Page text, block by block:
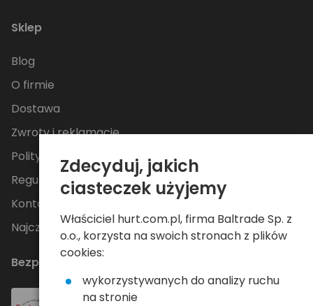
Sklep
Blog
O firmie
Dostawa
Zwroty i reklamacje
Polityka Prywatności
Regulamin
Kontakt
Najczęściej zadawane pytania
Bezpieczne płatności
Zdecyduj, jakich
ciasteczek użyjemy
Właściciel hurt.com.pl, firma Baltrade Sp. z
o.o., korzysta na swoich stronach z plików
cookies:
wykorzystywanych do analizy ruchu
na stronie